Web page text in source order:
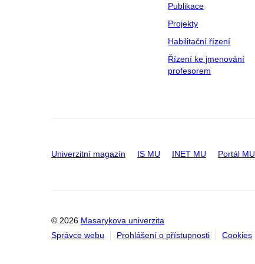
Publikace
Projekty
Habilitační řízení
Řízení ke jmenování
profesorem
Univerzitní magazín IS MU INET MU Portál MU
© 2026 Masarykova univerzita
Správce webu
Prohlášení o přístupnosti Cookies